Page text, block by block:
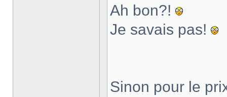
Ah bon?!
Je savais pas!
Sinon pour le